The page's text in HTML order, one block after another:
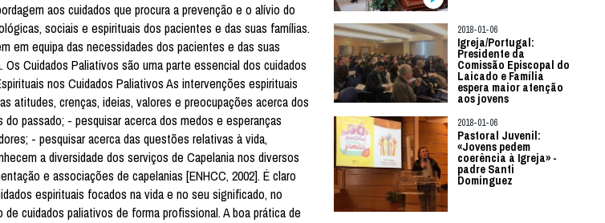
aos cuidados que procura a prevenção e o alívio do
sociais e espirituais dos pacientes e das suas famílias.
em equipa das necessidades dos pacientes e das suas
Cuidados Paliativos são uma parte essencial dos cuidados
nos Cuidados Paliativos As intervenções espirituais
atitudes, crenças, ideias, valores e preocupações acerca dos
passado; - pesquisar acerca dos medos e esperanças
- pesquisar acerca das questões relativas à vida,
a diversidade dos serviços de Capelania nos diversos
e associações de capelanias [ENHCC, 2002]. É claro
espirituais focados na vida e no seu significado, no
cuidados paliativos de forma profissional. A boa prática de
2018-01-06
Igreja/Portugal:
Presidente da
Comissão Episcopal do
Laicado e Família
espera maior atenção
aos jovens
2018-01-06
Pastoral Juvenil:
«Jovens pedem
coerência à Igreja» -
padre Santi
Dominguez